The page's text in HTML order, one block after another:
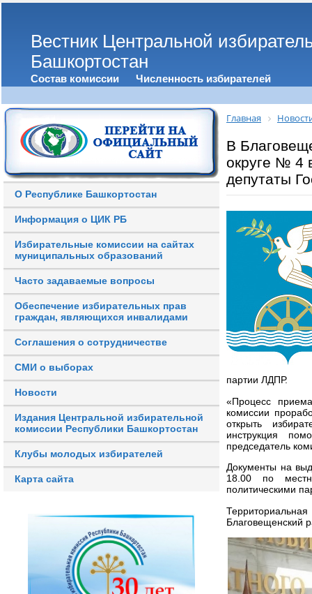
Вестник Центральной
Башкортостан
Состав комиссии Численность избирателей
О Республике Башкортостан
Информация о ЦИК РБ
Избирательные комиссии на сайтах
муниципальных образований
Часто задаваемые вопросы
Обеспечение избирательных прав
граждан, являющихся инвалидами
Соглашения о сотрудничестве
СМИ о выборах
Новости
Издания Центральной избирательной
комиссии Республики Башкортостан
Клубы молодых избирателей
Карта сайта
Главная
В
округе № 4
депутаты
партии ЛДПР.
«Процесс
комиссии
открыть
инструкция
председатель
Документы на
18.00 по
политическими
Благовещенский